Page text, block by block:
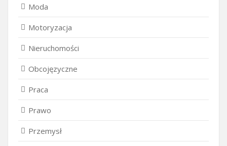
Moda
Motoryzacja
Nieruchomości
Obcojęzyczne
Praca
Prawo
Przemysł